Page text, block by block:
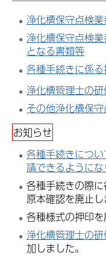
浄化槽保守点検
浄化槽保守点検
となる書類等
各種手続きに係
浄化槽管理士の
その他浄化槽保
お知らせ
各種手続きにつ
請できるようにな
各種手続きの際
原本確認を廃止
各種様式の押印を
浄化槽管理士の
加しました。